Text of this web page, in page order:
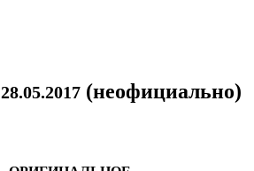
28.05.2017 (неофициально)